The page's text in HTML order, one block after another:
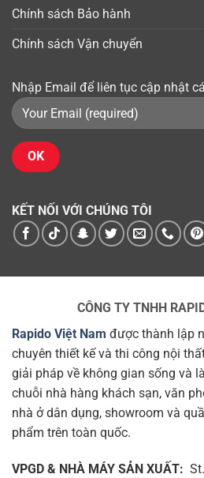
Chính sách Bảo hành
Chính sách Vận chuyển
Nhập Email để liên tục cập nhật
KẾT NỐI VỚI CHÚNG TÔI
CÔNG TY TNHH
Rapido Việt Nam được thành lập
chuyên thiết kế và thi công nội
giải pháp về không gian sống và
chuỗi nhà hàng khách sạn, văn
nhà ở dân dụng, showroom và
phẩm trên toàn quốc.
VPGD & NHÀ MÁY SẢN XUẤT: